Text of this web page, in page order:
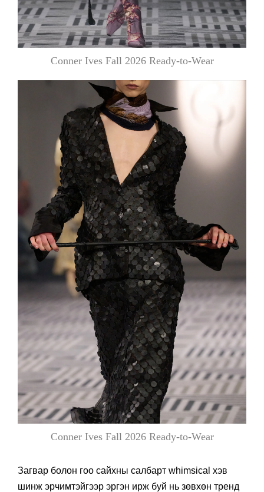
Conner Ives Fall 2026 Ready-to-Wear
Conner Ives Fall 2026 Ready-to-Wear
Загвар болон гоо сайхны салбарт whimsical хэв
шинж эрчимтэйгээр эргэн ирж буй нь зөвхөн тренд